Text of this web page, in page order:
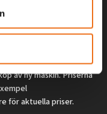
av ny maskin. Priserna
för aktuella priser.